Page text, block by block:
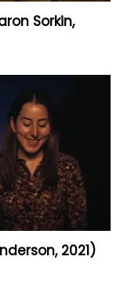
Sorkin,
2021)